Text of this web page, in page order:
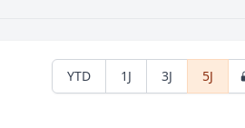
YTD 1J 3J 5J